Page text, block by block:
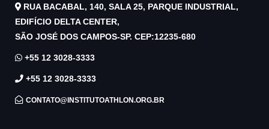
RUA BACABAL, 140, SALA 25, PARQUE INDUSTRIAL,
EDIFÍCIO DELTA CENTER,
SÃO JOSÉ DOS CAMPOS-SP. CEP:12235-680
+55 12 3028-3333
+55 12 3028-3333
CONTATO@INSTITUTOATHLON.ORG.BR